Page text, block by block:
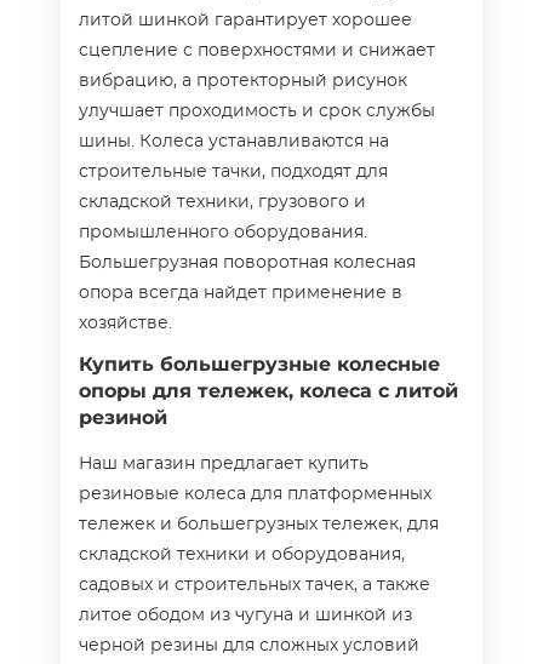
литой шинкой гарантирует хорошее
сцепление с поверхностями и снижает
вибрацию, а протекторный рисунок
улучшает проходимость и срок службы
шины. Колеса устанавливаются на
строительные тачки, подходят для
складской техники, грузового и
промышленного оборудования.
Большегрузная поворотная колесная
опора всегда найдет применение в
хозяйстве.
Купить большегрузные колесные
опоры для тележек, колеса с литой
резиной
Наш магазин предлагает купить
резиновые колеса для платформенных
тележек и большегрузных тележек, для
складской техники и оборудования,
садовых и строительных тачек, а также
литое ободом из чугуна и шинкой из
черной резины для сложных условий